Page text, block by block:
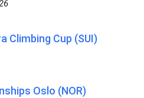
Climbing Cup (SUI)
Oslo (NOR)